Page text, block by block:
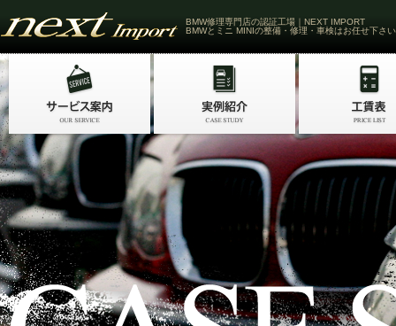
BMW修理専門店の認証工場｜NEXT IMPORT
BMWとミニ MINIの整備・修理・車検はお任せ下さい